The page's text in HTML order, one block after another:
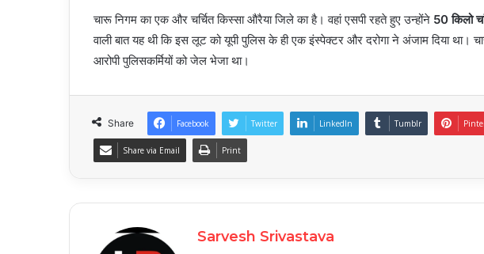
चारू निगम का एक और चर्चित किस्सा औरैया जिले का है। वहां एसपी रहते हुए उन्होंने 50 किलो
वाली बात यह थी कि इस लूट को यूपी पुलिस के ही एक इंस्पेक्टर और दरोगा ने अंजाम दिया था।
आरोपी पुलिसकर्मियों को जेल भेजा था।
Share Facebook Twitter LinkedIn Tumblr
Share via Email Print
Sarvesh Srivastava